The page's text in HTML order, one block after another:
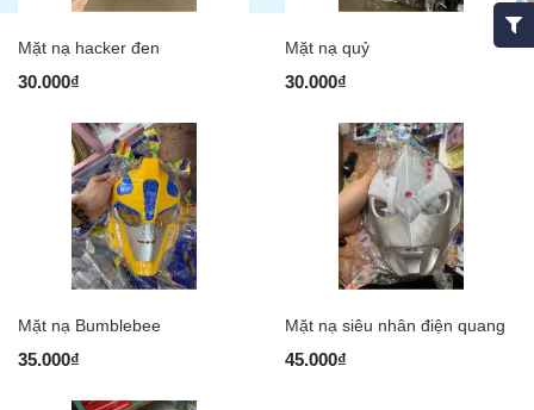
Mặt nạ hacker đen
30.000₫
Mặt nạ quỷ
30.000₫
Mặt nạ Bumblebee
35.000₫
Mặt nạ siêu nhân điện quang
45.000₫